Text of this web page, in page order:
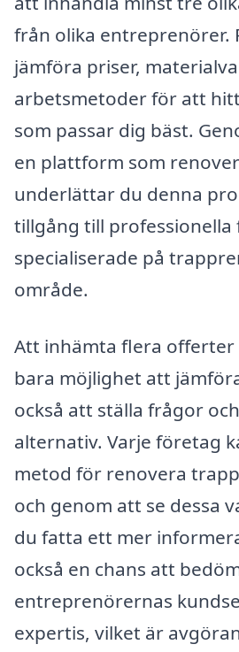
från olika entreprenörer.
jämföra priser,
arbetsmetoder för att
som passar dig bäst.
en plattform som
underlättar du denna
tillgång till professionella
specialiserade på
område.
Att inhämta flera offerter
bara möjlighet att
också att ställa frågor
alternativ. Varje företag
metod för renovera
och genom att se dessa
du fatta ett mer
också en chans att
entreprenörernas
expertis, vilket är